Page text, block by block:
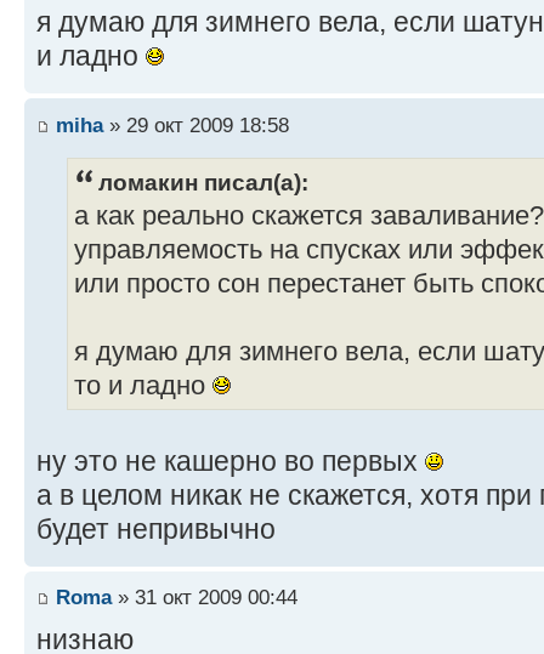
я думаю для зимнего вела, если
и ладно
miha» 29 окт 2009 18:58
ломакин писал(а):
а как реально скажется
управляемость на спусках или
или просто сон перестанет быть
я думаю для зимнего вела, если
то и ладно
ну это не кашерно во первых
а в целом никак не скажется, хотя
будет непривычно
Roma» 31 окт 2009 00:44
низнаю